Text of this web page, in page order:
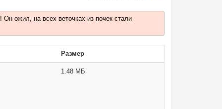
ожил, на всех веточках из почек стали
Размер
1.48 МБ